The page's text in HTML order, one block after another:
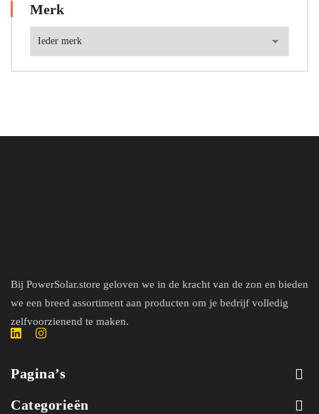
Merk
Bij PowerSolar.store geloven we in de kracht van de zon en bieden
we een breed assortiment aan producten om je bedrijf volledig
zelfvoorzienend te maken.
Pagina’s
Categorieën